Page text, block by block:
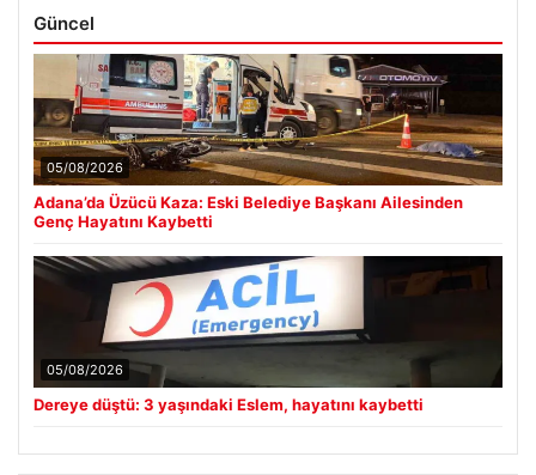
Güncel
05/08/2026
Adana’da Üzücü Kaza: Eski Belediye Başkanı Ailesinden
Genç Hayatını Kaybetti
05/08/2026
Dereye düştü: 3 yaşındaki Eslem, hayatını kaybetti